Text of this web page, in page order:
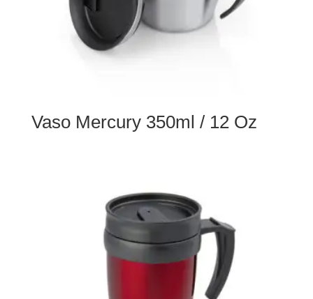
Vaso Mercury 350ml / 12 Oz